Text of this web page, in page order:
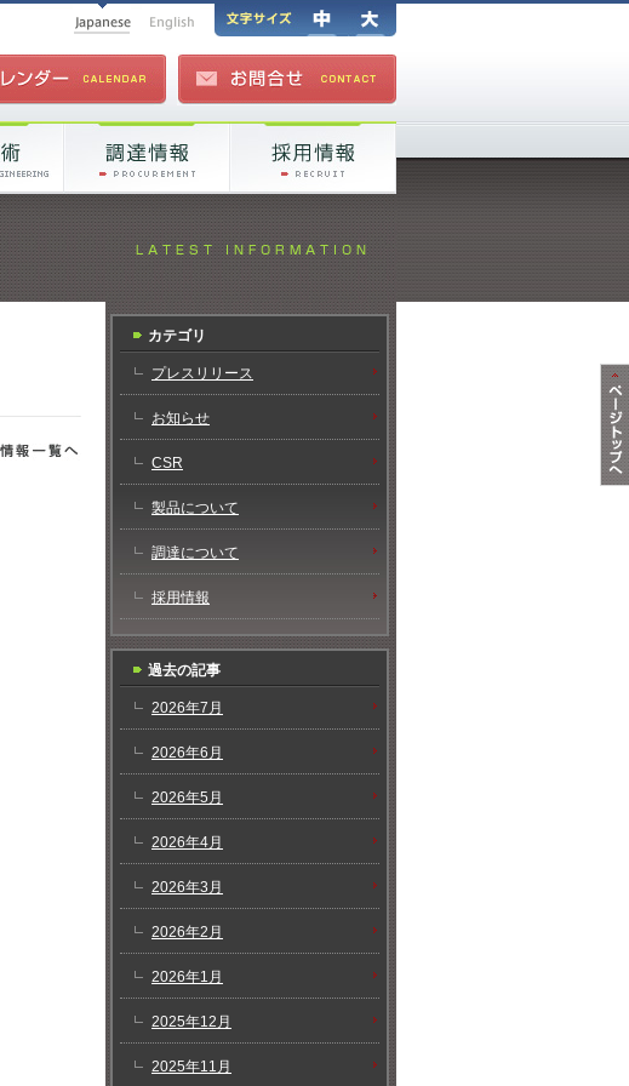
カテゴリ
プレスリリース
お知らせ
CSR
製品について
調達について
採用情報
過去の記事
2026年7月
2026年6月
2026年5月
2026年4月
2026年3月
2026年2月
2026年1月
2025年12月
2025年11月